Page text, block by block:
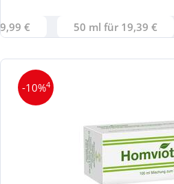
€ 50 ml für 19,39 €
-10%4